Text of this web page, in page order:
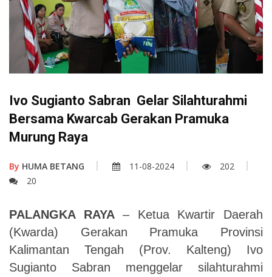
Ivo Sugianto Sabran Gelar Silahturahmi
Bersama Kwarcab Gerakan Pramuka
Murung Raya
By HUMA BETANG 11-08-2024
202
20
PALANGKA RAYA– Ketua Kwartir Daerah
(Kwarda) Gerakan Pramuka Provinsi
Kalimantan Tengah (Prov. Kalteng) Ivo
Sugianto Sabran menggelar silahturahmi